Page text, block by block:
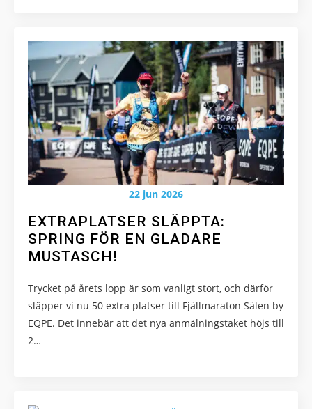
EXTRAPLATSER SLÄPPTA:
SPRING FÖR EN GLADARE
MUSTASCH!
22 jun 2026
Trycket på årets lopp är som vanligt stort, och därför
släpper vi nu 50 extra platser till Fjällmaraton Sälen by
EQPE. Det innebär att det nya anmälningstaket höjs till
2…